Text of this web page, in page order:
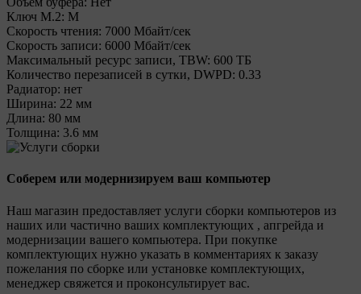
Ключ M.2: M
Cкорость чтения: 7000 Мбайт/сек
Cкорость записи: 6000 Мбайт/сек
Максимальный ресурс записи, TBW: 600 ТБ
Количество перезаписей в сутки, DWPD: 0.33
Радиатор: нет
Ширина: 22 мм
Длина: 80 мм
Толщина: 3.6 мм
Соберем или модернизируем ваш компьютер
Наш магазин предоставляет услуги сборки компьютеров из
наших или частично ваших комплектующих , апгрейда и
модернизации вашего компьютера. При покупке
комплектующих нужно указать в комментариях к заказу
пожелания по сборке или установке комплектующих,
менеджер свяжется и проконсультирует вас.